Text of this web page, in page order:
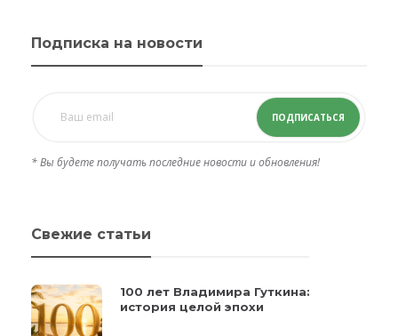
Подписка на новости
ПОДПИСАТЬСЯ
* Вы будете получать последние новости и обновления!
Свежие статьи
100 лет Владимира Гуткина:
история целой эпохи